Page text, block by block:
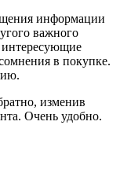
информации
важного
интересующие
в покупке.
изменив
Очень удобно.